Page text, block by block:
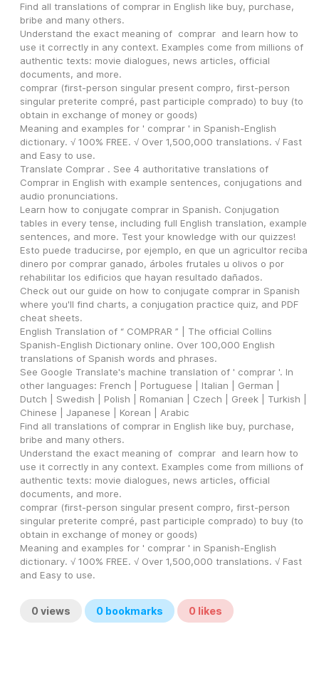
Find all translations of comprar in English like buy, purchase,
bribe and many others.
Understand the exact meaning of  comprar  and learn how to
use it correctly in any context. Examples come from millions of
authentic texts: movie dialogues, news articles, official
documents, and more.
comprar (first-person singular present compro, first-person
singular preterite compré, past participle comprado) to buy (to
obtain in exchange of money or goods)
Meaning and examples for ' comprar ' in Spanish-English
dictionary. √ 100% FREE. √ Over 1,500,000 translations. √ Fast
and Easy to use.
Translate Comprar . See 4 authoritative translations of
Comprar in English with example sentences, conjugations and
audio pronunciations.
Learn how to conjugate comprar in Spanish. Conjugation
tables in every tense, including full English translation, example
sentences, and more. Test your knowledge with our quizzes!
Esto puede traducirse, por ejemplo, en que un agricultor reciba
dinero por comprar ganado, árboles frutales u olivos o por
rehabilitar los edificios que hayan resultado dañados.
Check out our guide on how to conjugate comprar in Spanish
where you'll find charts, a conjugation practice quiz, and PDF
cheat sheets.
English Translation of “ COMPRAR ” | The official Collins
Spanish-English Dictionary online. Over 100,000 English
translations of Spanish words and phrases.
See Google Translate's machine translation of ' comprar '. In
other languages: French | Portuguese | Italian | German |
Dutch | Swedish | Polish | Romanian | Czech | Greek | Turkish |
Chinese | Japanese | Korean | Arabic
Find all translations of comprar in English like buy, purchase,
bribe and many others.
Understand the exact meaning of  comprar  and learn how to
use it correctly in any context. Examples come from millions of
authentic texts: movie dialogues, news articles, official
documents, and more.
comprar (first-person singular present compro, first-person
singular preterite compré, past participle comprado) to buy (to
obtain in exchange of money or goods)
Meaning and examples for ' comprar ' in Spanish-English
dictionary. √ 100% FREE. √ Over 1,500,000 translations. √ Fast
and Easy to use.
0 views 0 bookmarks 0 likes